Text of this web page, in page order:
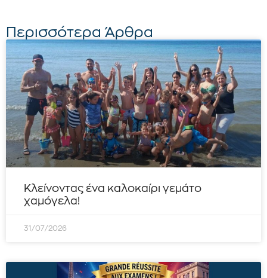
Περισσότερα Άρθρα
Κλείνοντας ένα καλοκαίρι γεμάτο
χαμόγελα!
31/07/2026